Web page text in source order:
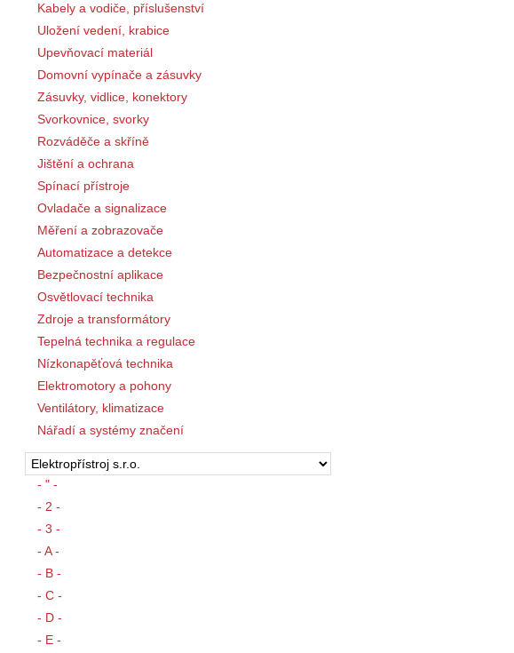
Kabely a vodiče, příslušenství
Uložení vedení, krabice
Upevňovací materiál
Domovní vypínače a zásuvky
Zásuvky, vidlice, konektory
Svorkovnice, svorky
Rozváděče a skříně
Jištění a ochrana
Spínací přístroje
Ovladače a signalizace
Měření a zobrazovače
Automatizace a detekce
Bezpečnostní aplikace
Osvětlovací technika
Zdroje a transformátory
Tepelná technika a regulace
Nízkonapěťová technika
Elektromotory a pohony
Ventilátory, klimatizace
Nářadí a systémy značení
- " -
- 2 -
- 3 -
- A -
- B -
- C -
- D -
- E -